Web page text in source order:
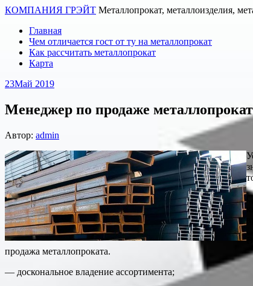
КОМПАНИЯ ГРЭЙТ Металлопрокат, металлоизделия,
Главная
Чем отличается гост от ту на металлопрокат
Как рассчитать металлопрокат
Карта
23Май 2019
Менеджер по продаже
Автор: admin
продажа металлопроката.
— доскональное владение ассортимента;